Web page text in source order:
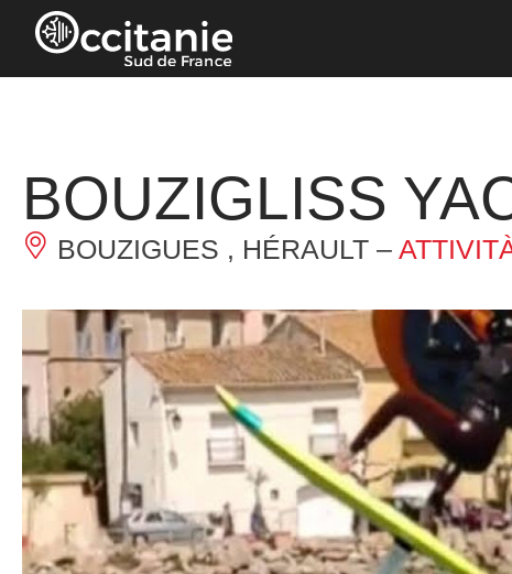
Pannello di gestione dei cookies
BOUZIGLISS
BOUZIGUES , HÉRAULT –